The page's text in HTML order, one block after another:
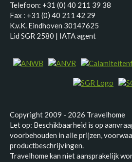
Telefoon: +31 (0) 40 211 39 38
Fax : +31 (0) 40 211 42 29
K.v.K. Eindhoven 30147625
Lid SGR 2580 | IATA agent
Copyright 2009 - 2026 Travelhome
Let op: Beschikbaarheid is op
voorbehouden in alle prijzen,
productbeschrijvingen.
Travelhome kan niet aansprakelijk